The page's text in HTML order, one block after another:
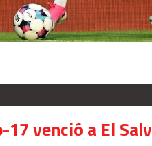
17 venció a El